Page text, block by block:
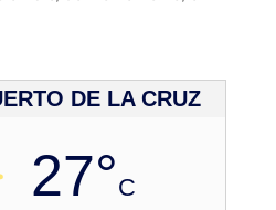
DE LA CRUZ
27°C